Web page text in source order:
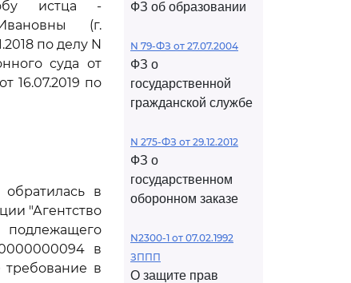
истца -
(г.
по делу N
суда от
16.07.2019 по
в
"Агентство
подлежащего
в
в
ФЗ об образовании
N 79-ФЗ от 27.07.2004
ФЗ о
государственной
гражданской службе
N 275-ФЗ от 29.12.2012
ФЗ о
государственном
оборонном заказе
N2300-1 от 07.02.1992
ЗППП
О защите прав